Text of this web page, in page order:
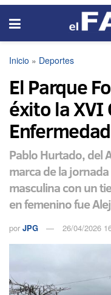
Inicio » Deportes
El Parque
éxito la XVI
Pablo Hurtado, del
marca de la
masculina con un
en femenino fue
por JPG 26/04/2026